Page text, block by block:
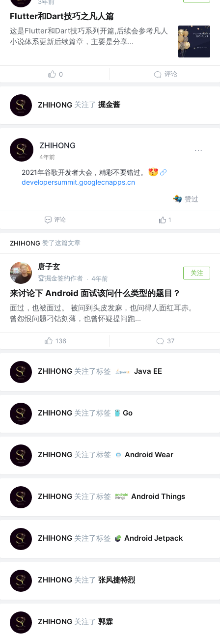
Flutter和Dart技巧之凡人篇
这是Flutter和Dart技巧系列开篇,后续会参考凡人
小说体系更新后续篇章，主要是分享...
0 评论
ZHIHONG 关注了 掘金酱
ZHIHONG
4年前
2021年谷歌开发者大会，精彩不要错过。
developersummit.googlecnapps.cn
赞过
评论 1
ZHIHONG 赞了这篇文章
唐子玄
🏆掘金签约作者 · 4年前
关注
来讨论下 Android 面试该问什么类型的题目？
面过，也被面过。 被问到头皮发麻，也问得人面红耳赤。
曾怨恨问题刁钻刻薄，也曾怀疑提问跑...
136 37
ZHIHONG 关注了标签 Java EE
ZHIHONG 关注了标签 Go
ZHIHONG 关注了标签 Android Wear
ZHIHONG 关注了标签 Android Things
ZHIHONG 关注了标签 Android Jetpack
ZHIHONG 关注了 张风捷特烈
ZHIHONG 关注了 郭霖